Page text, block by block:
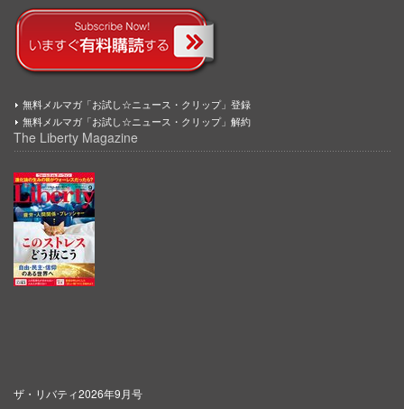
無料メルマガ「お試し☆ニュース・クリップ」登録
無料メルマガ「お試し☆ニュース・クリップ」解約
The Liberty Magazine
ザ・リバティ2026年9月号